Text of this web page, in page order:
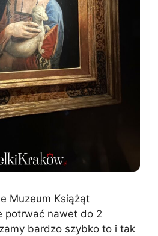
Muzeum Książąt
potrwać nawet do 2
bardzo szybko to i tak